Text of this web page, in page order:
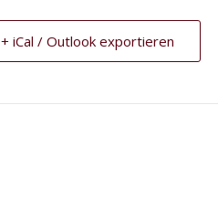
+ iCal / Outlook exportieren